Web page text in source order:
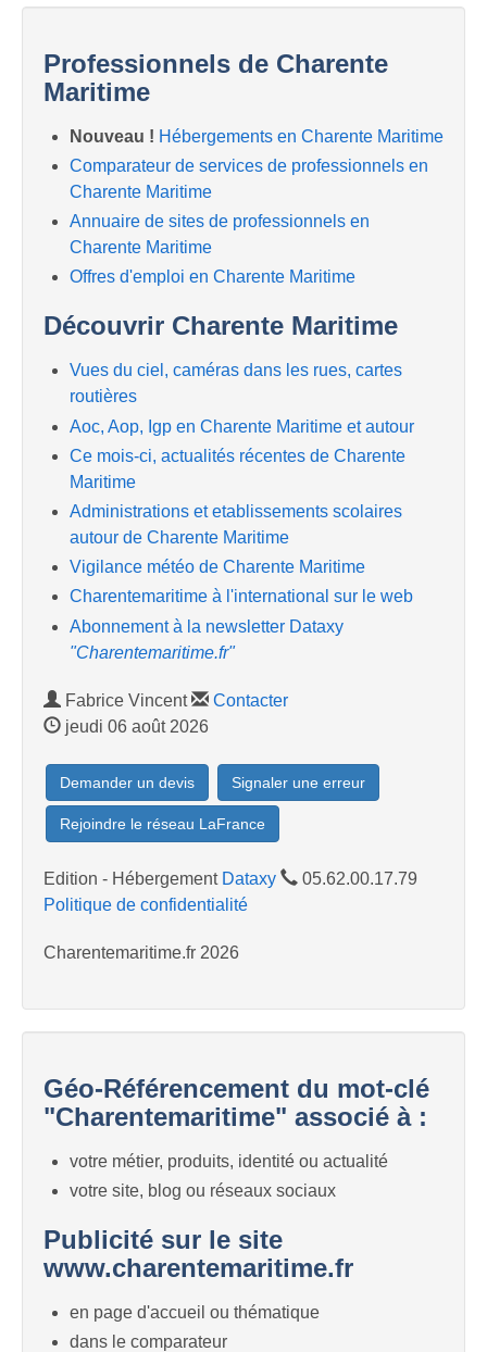
Professionnels de Charente
Maritime
Nouveau ! Hébergements en Charente Maritime
Comparateur de services de professionnels en
Charente Maritime
Annuaire de sites de professionnels en
Charente Maritime
Offres d'emploi en Charente Maritime
Découvrir Charente Maritime
Vues du ciel, caméras dans les rues, cartes
routières
Aoc, Aop, Igp en Charente Maritime et autour
Ce mois-ci, actualités récentes de Charente
Maritime
Administrations et etablissements scolaires
autour de Charente Maritime
Vigilance météo de Charente Maritime
Charentemaritime à l'international sur le web
Abonnement à la newsletter Dataxy
"Charentemaritime.fr"
Fabrice Vincent
Contacter
jeudi 06 août 2026
Demander un devis Signaler une erreur
Rejoindre le réseau LaFrance
Edition - Hébergement Dataxy
05.62.00.17.79
Politique de confidentialité
Charentemaritime.fr 2026
Géo-Référencement du mot-clé
"Charentemaritime" associé à :
votre métier, produits, identité ou actualité
votre site, blog ou réseaux sociaux
Publicité sur le site
www.charentemaritime.fr
en page d'accueil ou thématique
dans le comparateur